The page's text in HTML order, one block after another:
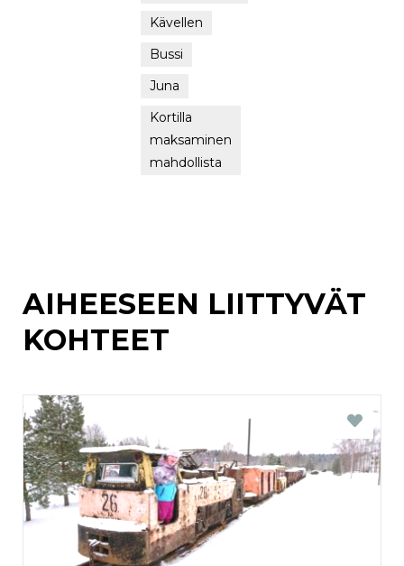
Kävellen
Bussi
Juna
Kortilla
maksaminen
mahdollista
AIHEESEEN LIITTYVÄT
KOHTEET